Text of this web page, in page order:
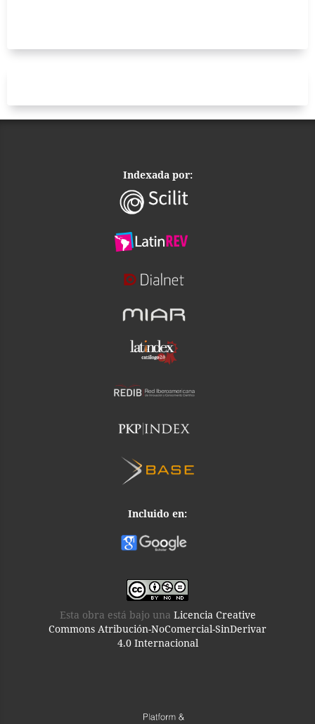
Indexada por:
Incluido en:
Esta obra está bajo una Licencia Creative
Commons Atribución-NoComercial-SinDerivar
4.0 Internacional